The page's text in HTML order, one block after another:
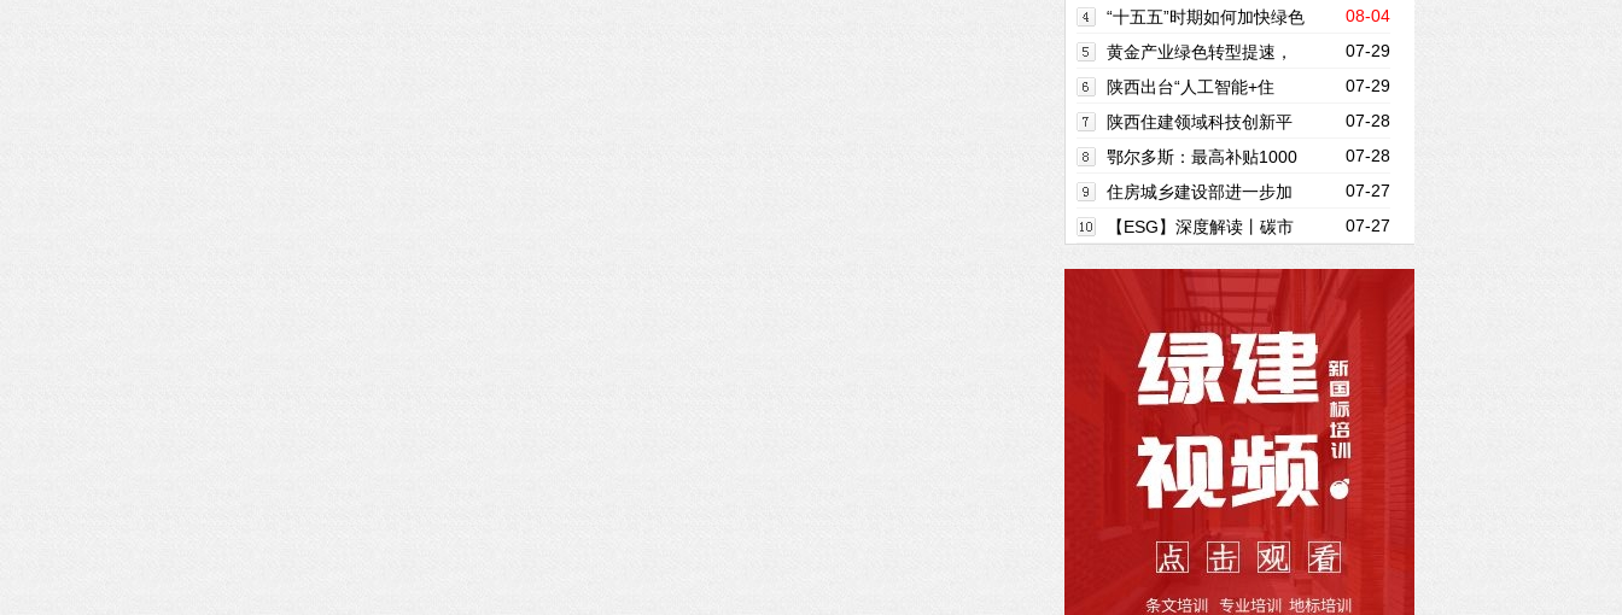
绿色金融如何成为新支撑？
08-04
“十五五”时期如何加快绿色
金融高质量发展
07-29
黄金产业绿色转型提速，
绿色金融如何成为新支撑？
07-29
陕西出台“人工智能+住
建”行动方案
07-28
陕西住建领域科技创新平
台申报启动，绿色低碳+城市更新为重点
07-28
鄂尔多斯：最高补贴1000
万！保温层建筑面积不计容积率
07-27
住房城乡建设部进一步加
强城市桥梁安全管理工作
07-27
【ESG】深度解读丨碳市
元，中国碳市场真的长大了